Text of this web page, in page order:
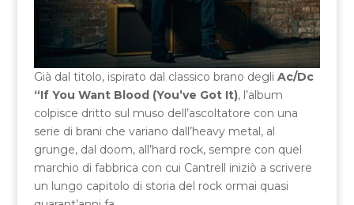
Già dal titolo, ispirato dal classico brano degli Ac/Dc
“If You Want Blood (You’ve Got It), l’album
colpisce dritto sul muso dell’ascoltatore con una
serie di brani che variano dall’heavy metal, al
grunge, dal doom, all’hard rock, sempre con quel
marchio di fabbrica con cui Cantrell iniziò a scrivere
un lungo capitolo di storia del rock ormai quasi